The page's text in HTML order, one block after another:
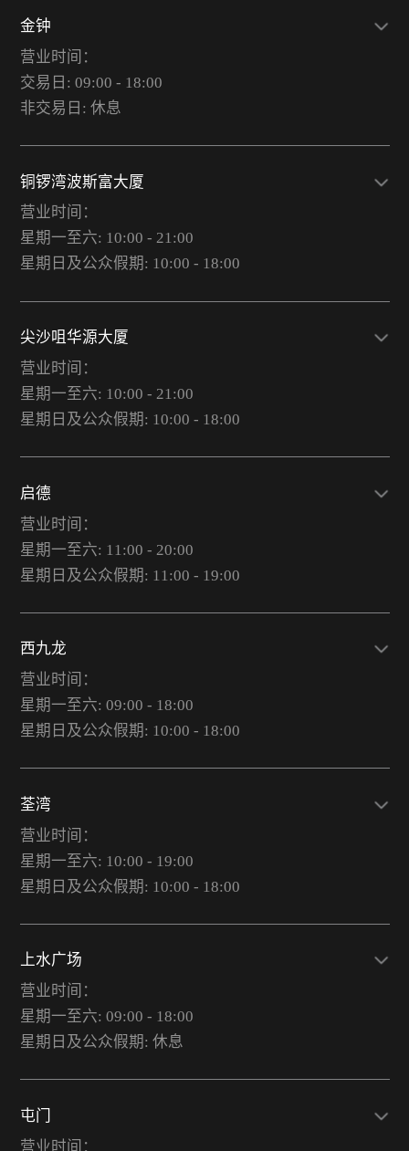
金钟
营业时间：
交易日: 09:00 - 18:00
非交易日: 休息
铜锣湾波斯富大厦
营业时间：
星期一至六: 10:00 - 21:00
星期日及公众假期: 10:00 - 18:00
尖沙咀华源大厦
营业时间：
星期一至六: 10:00 - 21:00
星期日及公众假期: 10:00 - 18:00
启德
营业时间：
星期一至六: 11:00 - 20:00
星期日及公众假期: 11:00 - 19:00
西九龙
营业时间：
星期一至六: 09:00 - 18:00
星期日及公众假期: 10:00 - 18:00
荃湾
营业时间：
星期一至六: 10:00 - 19:00
星期日及公众假期: 10:00 - 18:00
上水广场
营业时间：
星期一至六: 09:00 - 18:00
星期日及公众假期: 休息
屯门
营业时间：